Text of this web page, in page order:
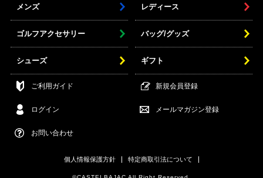
メンズ レディース
ゴルフアクセサリー バッグ/グッズ
シューズ ギフト
ご利用ガイド 新規会員登録
ログイン メールマガジン登録
お問い合わせ
個人情報保護方針 特定商取引法について